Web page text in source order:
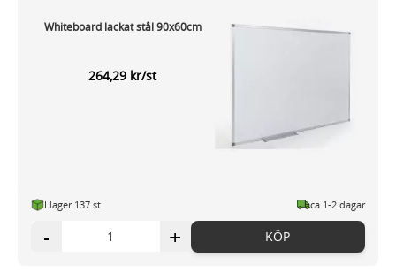
Whiteboard lackat stål 90x60cm
264,29 kr/st
I lager 137 st ca 1-2 dagar
- + KÖP